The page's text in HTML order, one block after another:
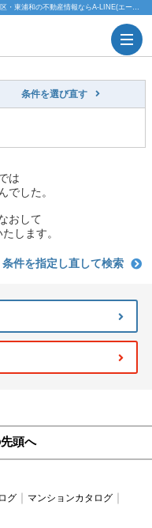
浦和美園駅 新築一戸建て｜【仲介手数料無料】さいたま市緑区・東浦和の不動産情報ならA-LINE(エーライン)
条件を選び直す
は
でした。
おして
します。
条件を指定し直して検索
頭へ
グ
マンションカタログ